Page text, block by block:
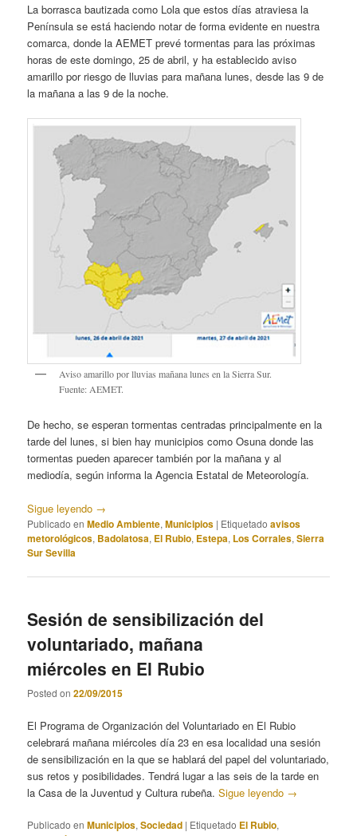
La borrasca bautizada como Lola que estos días atraviesa la
Península se está haciendo notar de forma evidente en nuestra
comarca, donde la AEMET prevé tormentas para las próximas
horas de este domingo, 25 de abril, y ha establecido aviso
amarillo por riesgo de lluvias para mañana lunes, desde las 9 de
la mañana a las 9 de la noche.
Aviso amarillo por lluvias mañana lunes en la Sierra Sur.
Fuente: AEMET.
De hecho, se esperan tormentas centradas principalmente en la
tarde del lunes, si bien hay municipios como Osuna donde las
tormentas pueden aparecer también por la mañana y al
mediodía, según informa la Agencia Estatal de Meteorología.
Sigue leyendo →
Publicado en Medio Ambiente,Municipios | Etiquetado avisos
metorológicos, Badolatosa, El Rubio, Estepa, Los Corrales,Sierra
Sur Sevilla
Sesión de sensibilización del
voluntariado, mañana
miércoles en El Rubio
Posted on22/09/2015
El Programa de Organización del Voluntariado en El Rubio
celebrará mañana miércoles día 23 en esa localidad una sesión
de sensibilización en la que se hablará del papel del voluntariado,
sus retos y posibilidades. Tendrá lugar a las seis de la tarde en
la Casa de la Juventud y Cultura rubeña.Sigue leyendo →
Publicado en Municipios,Sociedad | Etiquetado El Rubio,